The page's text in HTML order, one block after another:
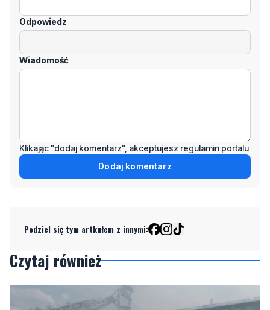
Odpowiedz
Wiadomość
Klikając "dodaj komentarz", akceptujesz regulamin portalu
Dodaj komentarz
Podziel się tym artkułem z innymi:
Czytaj również